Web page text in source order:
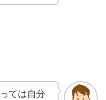
ては自分